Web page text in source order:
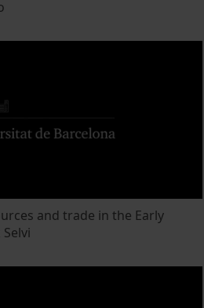
and trade in the Early